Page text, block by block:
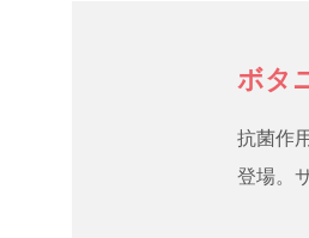
ボタ
抗菌作
登場。